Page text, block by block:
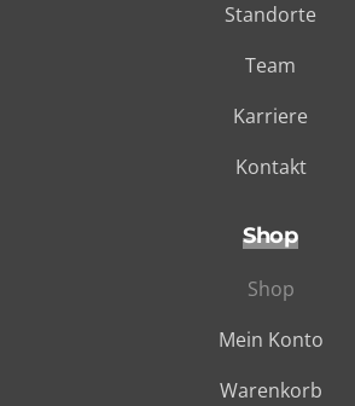
Standorte
Team
Karriere
Kontakt
Shop
Shop
Mein Konto
Warenkorb